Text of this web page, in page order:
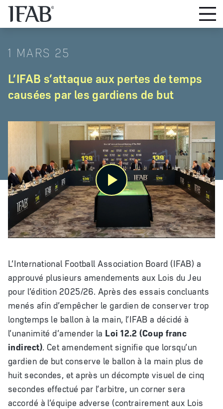
1 MARS 25
L’IFAB s’attaque aux pertes de temps
causées par les gardiens de but
Play
L’International Football Association Board (IFAB) a
approuvé plusieurs amendements aux Lois du Jeu
pour l’édition 2025/26. Après des essais concluants
menés afin d’empêcher le gardien de conserver trop
longtemps le ballon à la main, l’IFAB a décidé à
l’unanimité d’amender la Loi 12.2 (Coup franc
indirect). Cet amendement signifie que lorsqu’un
gardien de but conserve le ballon à la main plus de
huit secondes, et après un décompte visuel de cinq
secondes effectué par l’arbitre, un corner sera
accordé à l’équipe adverse (contrairement aux Lois